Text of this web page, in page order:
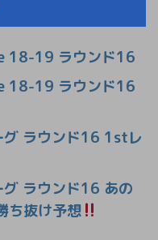
18-19 ラウンド16
18-19 ラウンド16
グ ラウンド16 1stレ
グ ラウンド16 あの
ち抜け予想